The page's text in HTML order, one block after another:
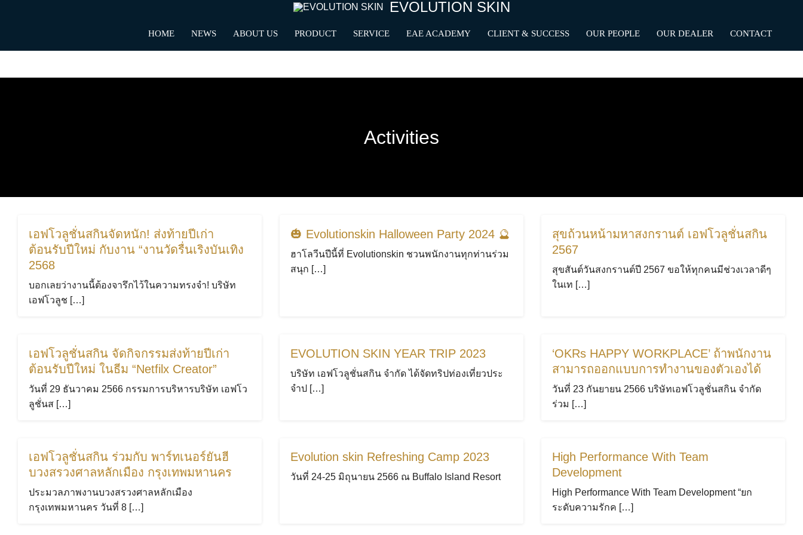
EVOLUTION SKIN
HOME NEWS ABOUT US PRODUCT SERVICE EAE ACADEMY CLIENT & SUCCESS OUR PEOPLE OUR DEALER CONTACT
for:
Search
Activities
เอฟโวลูชั่นสกินจัดหนัก! ส่งท้ายปีเก่า
ต้อนรับปีใหม่ กับงาน “งานวัดรื่นเริงบันเทิง
2568
บอกเลยว่างานนี้ต้องจารึกไว้ในความทรงจำ! บริษัท
เอฟโวลูช […]
🎃 Evolutionskin Halloween Party 2024 🔮
ฮาโลวีนปีนี้ที่ Evolutionskin ชวนพนักงานทุกท่านร่วม
สนุก […]
สุขถ้วนหน้ามหาสงกรานต์ เอฟโวลูชั่นสกิน
2567
สุขสันต์วันสงกรานต์ปี 2567 ขอให้ทุกคนมีช่วงเวลาดีๆ
ในเท […]
เอฟโวลูชั่นสกิน จัดกิจกรรมส่งท้ายปีเก่า
ต้อนรับปีใหม่ ในธีม “Netfilx Creator”
วันที่ 29 ธันวาคม 2566 กรรมการบริหารบริษัท เอฟโว
ลูชั่นส […]
EVOLUTION SKIN YEAR TRIP 2023
บริษัท เอฟโวลูชั่นสกิน จำกัด ได้จัดทริปท่องเที่ยวประ
จำป […]
‘OKRs HAPPY WORKPLACE’ ถ้าพนักงาน
สามารถออกแบบการทำงานของตัวเองได้
วันที่ 23 กันยายน 2566 บริษัทเอฟโวลูชั่นสกิน จำกัด
ร่วม […]
เอฟโวลูชั่นสกิน ร่วมกับ พาร์ทเนอร์ยันฮี
บวงสรวงศาลหลักเมือง กรุงเทพมหานคร
ประมวลภาพงานบวงสรวงศาลหลักเมือง
กรุงเทพมหานคร วันที่ 8 […]
Evolution skin Refreshing Camp 2023
วันที่ 24-25 มิถุนายน 2566 ณ Buffalo Island Resort
High Performance With Team
Development
High Performance With Team Development “ยก
ระดับความรักค […]